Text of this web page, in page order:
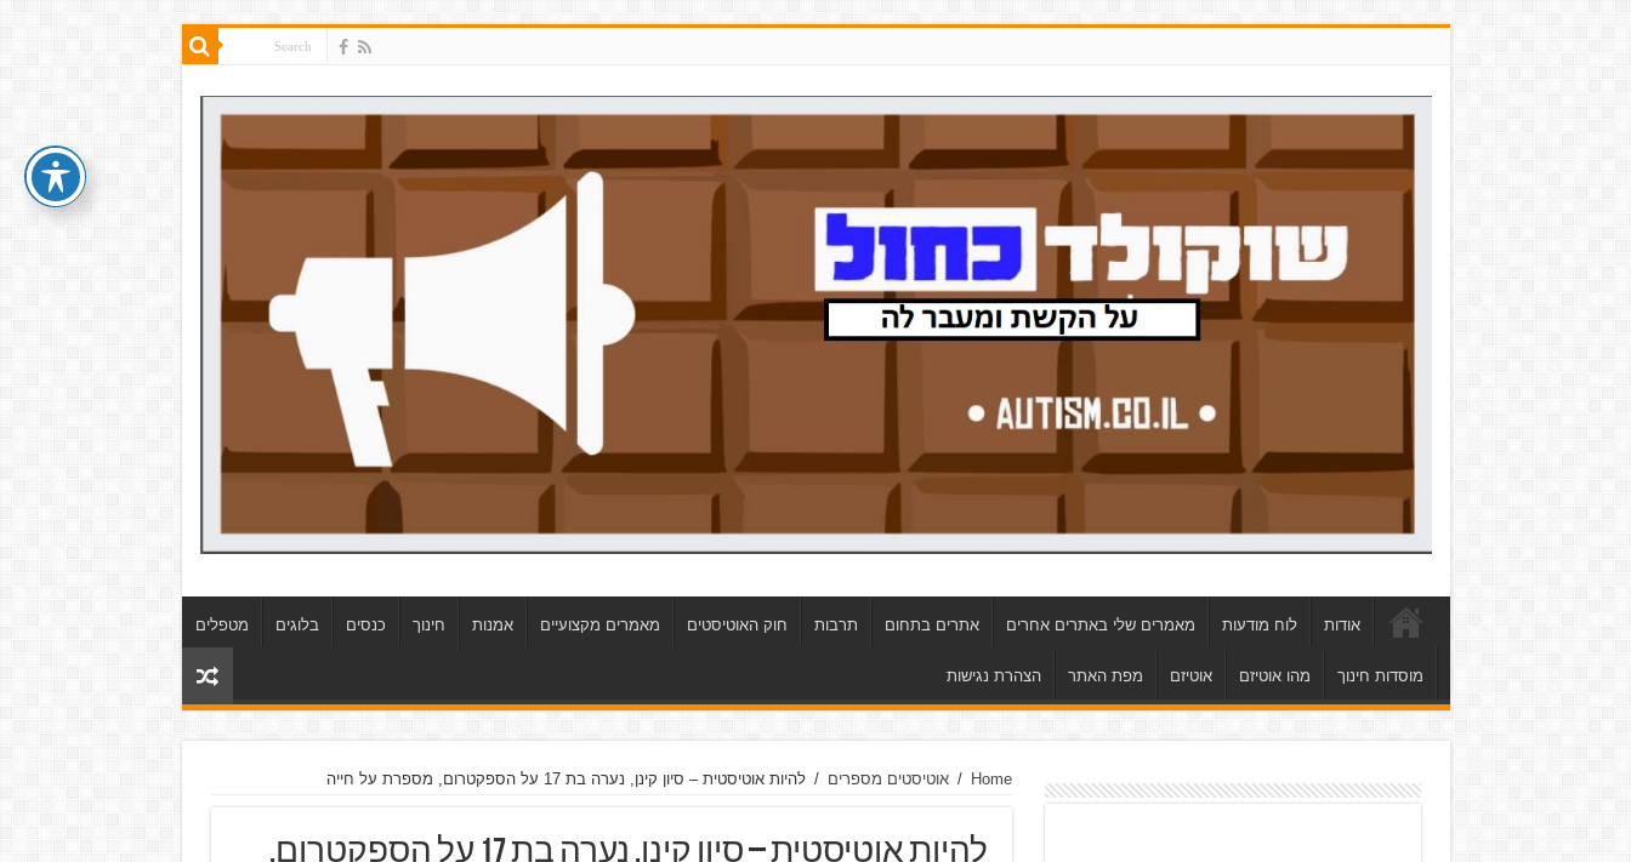
אודות לוח מודעות מאמרים שלי באתרים אחרים אתרים בתחום תרבות חוק האוטיסטים מאמרים מקצועיים אמנות חינוך כנסים בלוגים מטפלים
מוסדות חינוך מהו אוטיזם אוטיזם מפת האתר הצהרת נגישות
Home
/ אוטיסטים מספרים / להיות אוטיסטית – סיון קינן, נערה בת 17 על הספקטרום, מספרת על חייה
להיות אוטיסטית – סיון קינן, נערה בת 17 על הספקטרום,